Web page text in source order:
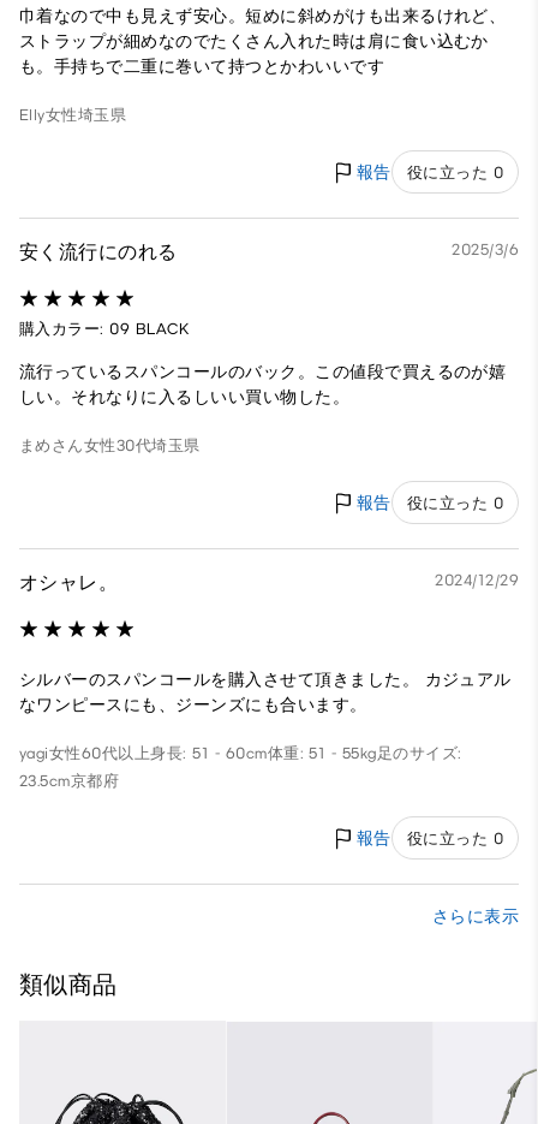
巾着なので中も見えず安心。短めに斜めがけも出来るけれど、
ストラップが細めなのでたくさん入れた時は肩に食い込むか
も。手持ちで二重に巻いて持つとかわいいです
Elly女性埼玉県
報告 役に立った 0
安く流行にのれる 2025/3/6
購入カラー: 09 BLACK
流行っているスパンコールのバック。この値段で買えるのが嬉
しい。それなりに入るしいい買い物した。
まめさん女性30代埼玉県
報告 役に立った 0
オシャレ。 2024/12/29
シルバーのスパンコールを購入させて頂きました。 カジュアル
なワンピースにも、ジーンズにも合います。
yagi女性60代以上身長: 51 - 60cm体重: 51 - 55kg足のサイズ:
23.5cm京都府
報告 役に立った 0
さらに表示
類似商品